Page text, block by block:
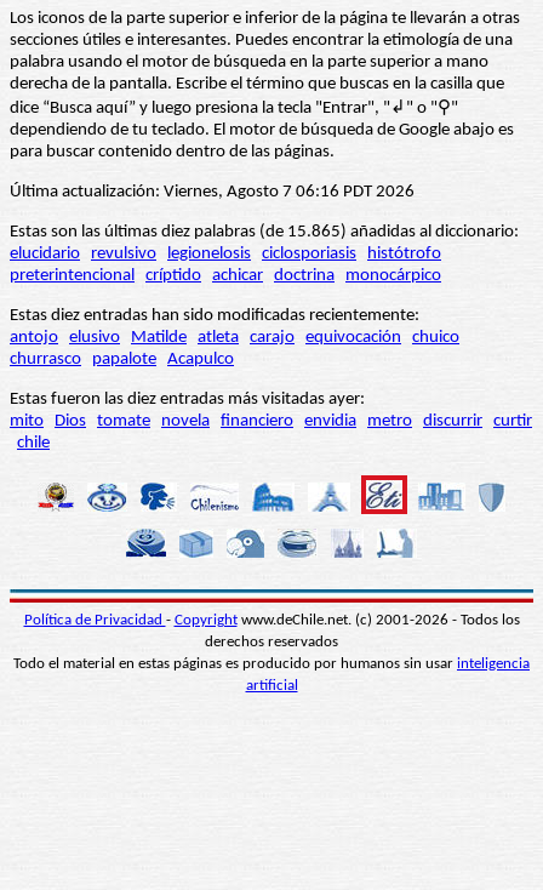
Los iconos de la parte superior e inferior de la página te llevarán a otras
secciones útiles e interesantes. Puedes encontrar la etimología de una
palabra usando el motor de búsqueda en la parte superior a mano
derecha de la pantalla. Escribe el término que buscas en la casilla que
dice “Busca aquí” y luego presiona la tecla "Entrar", "↲" o "⚲"
dependiendo de tu teclado. El motor de búsqueda de Google abajo es
para buscar contenido dentro de las páginas.
Última actualización: Viernes, Agosto 7 06:16 PDT 2026
Estas son las últimas diez palabras (de 15.865) añadidas al diccionario:
elucidario
revulsivo legionelosis ciclosporiasis
histótrofo
preterintencional críptido achicar doctrina monocárpico
Estas diez entradas han sido modificadas recientemente:
antojo elusivo Matilde atleta carajo equivocación
chuico
churrasco
papalote Acapulco
Estas fueron las diez entradas más visitadas ayer:
mito
Dios tomate novela financiero envidia metro discurrir curtir
chile
Política de Privacidad - Copyrightwww.deChile.net. (c) 2001-2026 - Todos los
derechos reservados
Todo el material en estas páginas es producido por humanos sin usar inteligencia
artificial